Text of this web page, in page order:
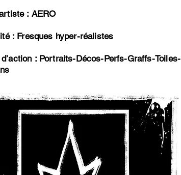
: AERO
: Fresques hyper-réalistes
: Portraits-Décos-Perfs-Graffs-Toiles-